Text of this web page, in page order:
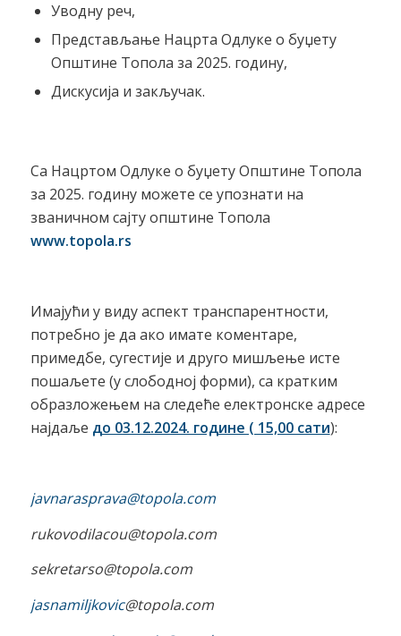
Уводну реч,
Представљање Нацрта Одлуке о буџету
Општине Топола за 2025. годину,
Дискусија и закључак.
Са Нацртом Одлуке о буџету Општине Топола
за 2025. годину можете се упознати на
званичном сајту општине Топола
www.topola.rs
Имајући у виду аспект транспарентности,
потребно је да ако имате коментаре,
примедбе, сугестије и друго мишљење исте
пошаљете (у слободној форми), са кратким
образложењем на следеће електронске адресе
најдаље до 03.12.2024. године ( 15,00 сати):
javnarasprava@topola.com
rukovodilacou@topola.com
sekretarso@topola.com
jasnamiljkovic@topola.com